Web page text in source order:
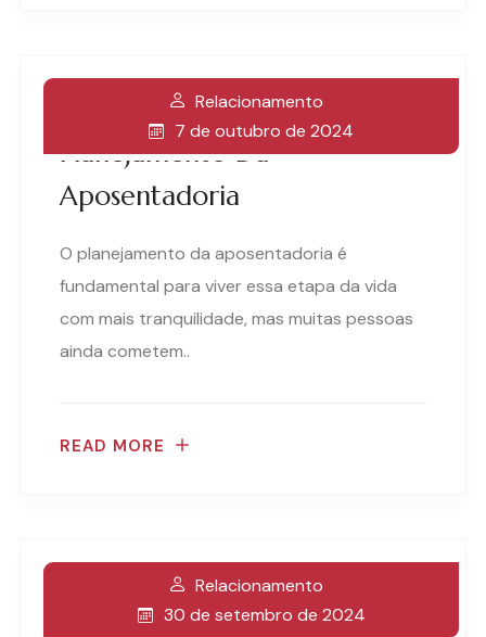
5 Principais Erros No
Planejamento Da
Aposentadoria
Relacionamento
7 de outubro de 2024
O planejamento da aposentadoria é
fundamental para viver essa etapa da vida
com mais tranquilidade, mas muitas pessoas
ainda cometem..
READ MORE
Capacitação Do Enfermeiro
Relacionamento
30 de setembro de 2024